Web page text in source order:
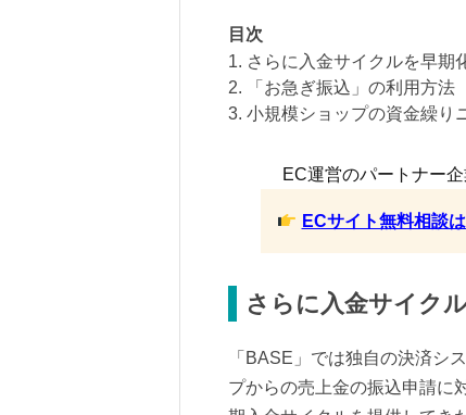
目次
1. さらに入金サイクルを早期
2. 「お急ぎ振込」の利用方法
3. 小規模ショップの資金繰り
EC運営のパートナー
ECサイト無料相談
さらに入金サイク
「BASE」では独自の決済シ
プからの売上金の振込申請に